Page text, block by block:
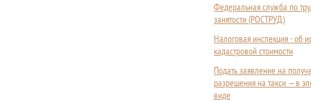
Федеральная служба по
занятости (РОСТРУД)
Налоговая инспекция - об
кадастровой стоимости
Подать заявление на
разрешения на такси — в
виде